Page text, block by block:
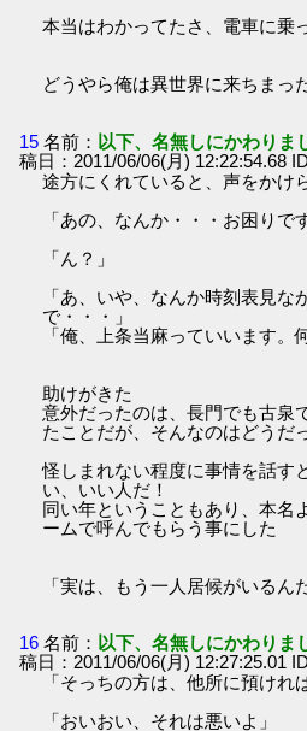
本当はわかってたさ、電車に乗
どうやら俺は異世界に来ちまっ
15 名前： 以下、名無しにかわりま
稿日：2011/06/06(月) 12:22:54.68
途方にくれていると、声をかけ
「あの、なんか・・・お困りで
「ん？」
「あ、いや、なんか時刻表見
で・・・」
「俺、上条当麻っていいます。
助けがきた
意外だったのは、長門でも古泉
たことだが、そんなのはどうだ
怪しまれない程度に事情を話す
い、いい人だ！
同い年ということもあり、本名
ームで呼んでもらう事にした
「実は、もう一人居候がいるん
16 名前： 以下、名無しにかわりま
稿日：2011/06/06(月) 12:27:25.01
「そっちの方は、他所に預けれ
「おいおい、それは悪いよ」